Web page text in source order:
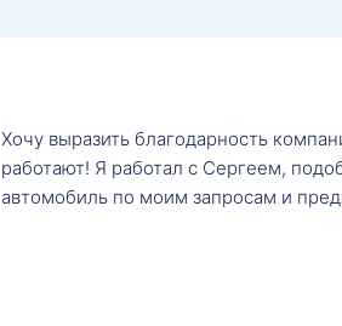
Хочу выразить благодарность
работают! Я работал с Сергеем,
автомобиль по моим запросам и